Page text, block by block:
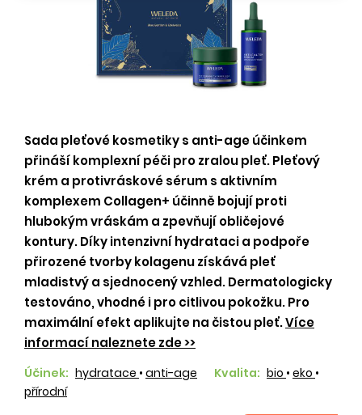
Sada pleťové kosmetiky s anti-age účinkem
přináší komplexní péči pro zralou pleť. Pleťový
krém a protivráskové sérum s aktivním
komplexem Collagen+ účinně bojují proti
hlubokým vráskám a zpevňují obličejové
kontury. Díky intenzivní hydrataci a podpoře
přirozené tvorby kolagenu získává pleť
mladistvý a sjednocený vzhled. Dermatologicky
testováno, vhodné i pro citlivou pokožku. Pro
maximální efekt aplikujte na čistou pleť.Více
informací naleznete zde >>
Účinek: hydratace • anti-age Kvalita: bio • eko •
přírodní